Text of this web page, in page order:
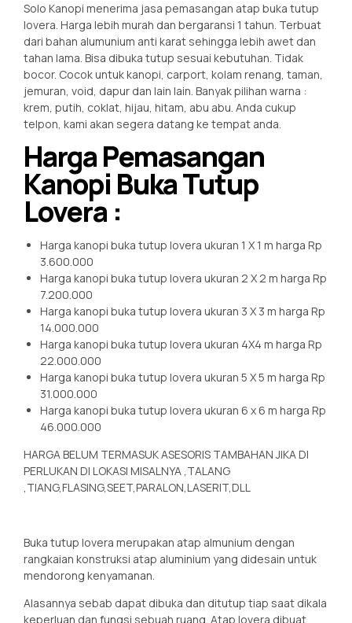
Solo Kanopi menerima jasa pemasangan atap buka tutup
lovera. Harga lebih murah dan bergaransi 1 tahun. Terbuat
dari bahan alumunium anti karat sehingga lebih awet dan
tahan lama. Bisa dibuka tutup sesuai kebutuhan. Tidak
bocor. Cocok untuk kanopi, carport, kolam renang, taman,
jemuran, void, dapur dan lain lain. Banyak pilihan warna :
krem, putih, coklat, hijau, hitam, abu abu. Anda cukup
telpon, kami akan segera datang ke tempat anda.
Harga Pemasangan
Kanopi Buka Tutup
Lovera :
Harga kanopi buka tutup lovera ukuran 1 X 1 m harga Rp
3.600.000
Harga kanopi buka tutup lovera ukuran 2 X 2 m harga Rp
7.200.000
Harga kanopi buka tutup lovera ukuran 3 X 3 m harga Rp
14.000.000
Harga kanopi buka tutup lovera ukuran 4X4 m harga Rp
22.000.000
Harga kanopi buka tutup lovera ukuran 5 X 5 m harga Rp
31.000.000
Harga kanopi buka tutup lovera ukuran 6 x 6 m harga Rp
46.000.000
HARGA BELUM TERMASUK ASESORIS TAMBAHAN JIKA DI
PERLUKAN DI LOKASI MISALNYA ,TALANG
,TIANG,FLASING,SEET,PARALON,LASERIT,DLL
Buka tutup lovera merupakan atap almunium dengan
rangkaian konstruksi atap aluminium yang didesain untuk
mendorong kenyamanan.
Alasannya sebab dapat dibuka dan ditutup tiap saat dikala
keperluan dan fungsi sebuah ruang. Atap lovera dibuat